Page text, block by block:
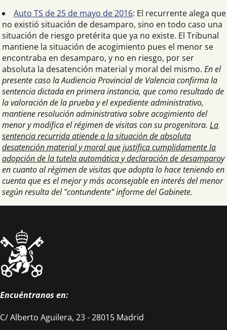
Auto TS de 25 de mayo de 2016: El recurrente alega que
no existió situación de desamparo, sino en todo caso una
situación de riesgo pretérita que ya no existe. El Tribunal
mantiene la situación de acogimiento pues el menor se
encontraba en desamparo, y no en riesgo, por ser
absoluta la desatención material y moral del mismo. En el
presente caso la Audiencia Provincial de Valencia confirma la
sentencia dictada en primera instancia, que como resultado de
la valoración de la prueba y el expediente administrativo,
mantiene resolución administrativa sobre acogimiento del
menor y modifica el régimen de visitas con su progenitora. La
sentencia recurrida atiende a la situación de absoluta
desatención material y moral que justifica cumplidamente la
adopción de la tutela automática y declaración de desamparoy
en cuanto al régimen de visitas que adopta lo hace teniendo en
cuenta que es el mejor y más aconsejable en interés del menor
según resulta del "contundente" informe del Gabinete.
Encuéntranos en:
C/ Alberto Aguilera, 23 - 28015 Madrid